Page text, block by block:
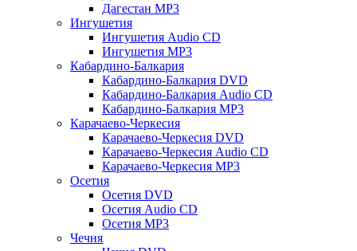
Дагестан MP3
Ингушетия
Ингушетия Audio CD
Ингушетия MP3
Кабардино-Балкария
Кабардино-Балкария DVD
Кабардино-Балкария Audio CD
Кабардино-Балкария MP3
Карачаево-Черкесия
Карачаево-Черкесия DVD
Карачаево-Черкесия Audio CD
Карачаево-Черкесия MP3
Осетия
Осетия DVD
Осетия Audio CD
Осетия MP3
Чечня